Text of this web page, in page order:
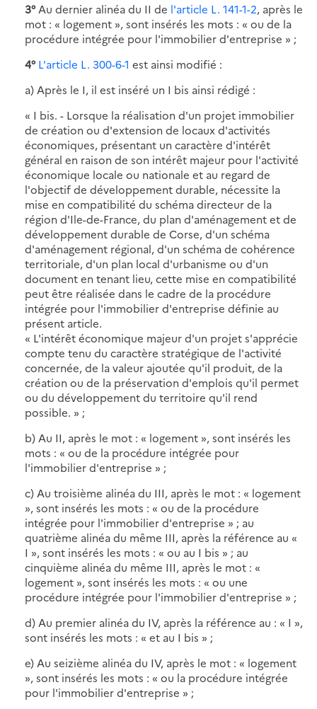
3°Au dernier alinéa du II de l'article L. 141-1-2, après le
mot : « logement », sont insérés les mots : « ou de la
procédure intégrée pour l'immobilier d'entreprise » ;
4° L'article L. 300-6-1 est ainsi modifié :
a) Après le I, il est inséré un I bis ainsi rédigé :
« I bis. - Lorsque la réalisation d'un projet immobilier
de création ou d'extension de locaux d'activités
économiques, présentant un caractère d'intérêt
général en raison de son intérêt majeur pour l'activité
économique locale ou nationale et au regard de
l'objectif de développement durable, nécessite la
mise en compatibilité du schéma directeur de la
région d'Ile-de-France, du plan d'aménagement et de
développement durable de Corse, d'un schéma
d'aménagement régional, d'un schéma de cohérence
territoriale, d'un plan local d'urbanisme ou d'un
document en tenant lieu, cette mise en compatibilité
peut être réalisée dans le cadre de la procédure
intégrée pour l'immobilier d'entreprise définie au
présent article.
« L'intérêt économique majeur d'un projet s'apprécie
compte tenu du caractère stratégique de l'activité
concernée, de la valeur ajoutée qu'il produit, de la
création ou de la préservation d'emplois qu'il permet
ou du développement du territoire qu'il rend
possible. » ;
b) Au II, après le mot : « logement », sont insérés les
mots : « ou de la procédure intégrée pour
l'immobilier d'entreprise » ;
c) Au troisième alinéa du III, après le mot : « logement
», sont insérés les mots : « ou de la procédure
intégrée pour l'immobilier d'entreprise » ; au
quatrième alinéa du même III, après la référence au «
I », sont insérés les mots : « ou au I bis » ; au
cinquième alinéa du même III, après le mot : «
logement », sont insérés les mots : « ou une
procédure intégrée pour l'immobilier d'entreprise » ;
d) Au premier alinéa du IV, après la référence au : « I »,
sont insérés les mots : « et au I bis » ;
e) Au seizième alinéa du IV, après le mot : « logement
», sont insérés les mots : « ou la procédure intégrée
pour l'immobilier d'entreprise » ;